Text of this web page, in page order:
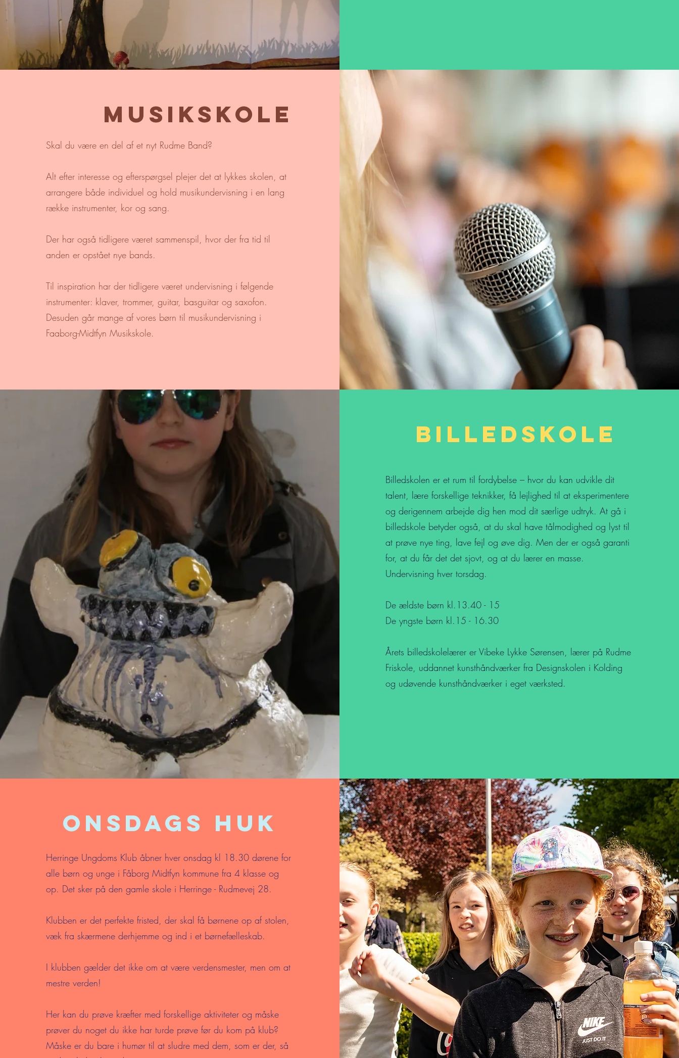
Musikskole
Skal du være en del af et nyt Rudme Band?
Alt efter interesse og efterspørgsel plejer det at lykkes skolen, at
arrangere både individuel og hold musikundervisning i en lang
række instrumenter, kor og sang.
Der har også tidligere været sammenspil, hvor der fra tid til
anden er opstået nye bands.
Til inspiration har der tidligere været undervisning i følgende
instrumenter: klaver, trommer, guitar, basguitar og saxofon.
Desuden går mange af vores børn til musikundervisning i
Faaborg-Midtfyn Musikskole.
Billedskole
Billedskolen er et rum til fordybelse – hvor du kan udvikle dit
talent, lære forskellige teknikker, få lejlighed til at eksperimentere
og derigennem arbejde dig hen mod dit særlige udtryk. At gå i
billedskole betyder også, at du skal have tålmodighed og lyst til
at prøve nye ting, lave fejl og øve dig. Men der er også garanti
for, at du får det det sjovt, og at du lærer en masse.
Undervisning hver torsdag.
De ældste børn kl.13.40 - 15
De yngste børn kl.15 - 16.30
Årets billedskolelærer er Vibeke Lykke Sørensen, lærer på Rudme
Friskole, uddannet kunsthåndværker fra Designskolen i Kolding
og udøvende kunsthåndværker i eget værksted.
Onsdags HUK
Herringe Ungdoms Klub åbner hver onsdag kl 18.30 dørene for
alle børn og unge i Fåborg Midtfyn kommune fra 4 klasse og
op. Det sker på den gamle skole i Herringe - Rudmevej 28.
Klubben er det perfekte fristed, der skal få børnene op af stolen,
væk fra skærmene derhjemme og ind i et børnefælleskab.
I klubben gælder det ikke om at være verdensmester, men om at
mestre verden!
Her kan du prøve kræfter med forskellige aktiviteter og måske
prøver du noget du ikke har turde prøve før du kom på klub?
Måske er du bare i humør til at sludre med dem, som er der, så